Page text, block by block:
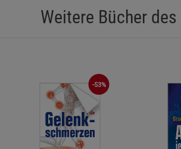
Weitere Bücher
-53%